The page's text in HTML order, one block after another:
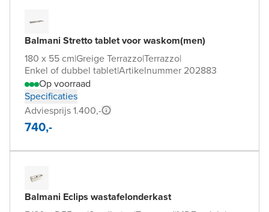
Balmani Stretto tablet voor waskom(men)
180 x 55 cm|Greige Terrazzo|Terrazzo|
Enkel of dubbel tablet|Artikelnummer 202883
Op voorraad
Specificaties
Adviesprijs 1.400,-
740,-
Balmani Eclips wastafelonderkast